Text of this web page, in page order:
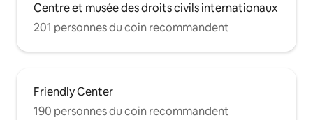
Centre et musée des droits civils internationaux
201 personnes du coin recommandent
Friendly Center
190 personnes du coin recommandent